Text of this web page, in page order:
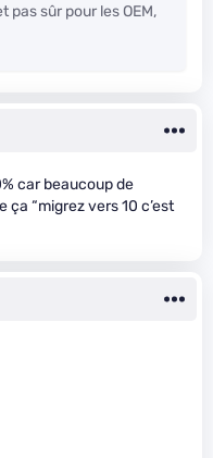
pas sûr pour les OEM,
car beaucoup de
ça “migrez vers 10 c’est